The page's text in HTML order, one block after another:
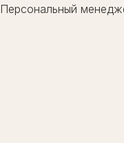
Персональный